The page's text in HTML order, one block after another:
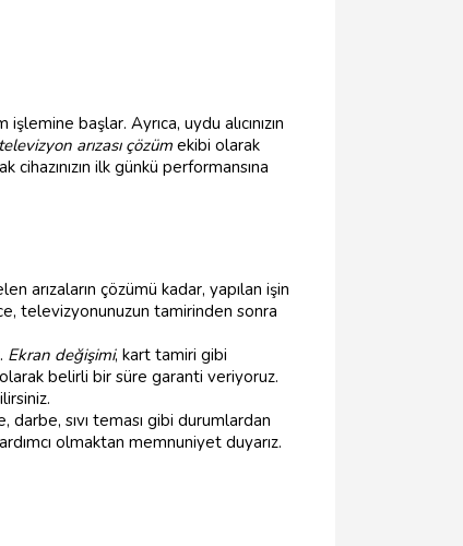
başlar. Ayrıca, uydu alıcınızın
arızası çözümekibi olarak
ilk günkü performansına
arızaların çözümü kadar, yapılan işin
televizyonunuzun tamirinden sonra
Ekran değişimi, kart tamiri gibi
belirli bir süre garanti veriyoruz.
darbe, sıvı teması gibi durumlardan
olmaktan memnuniyet duyarız.